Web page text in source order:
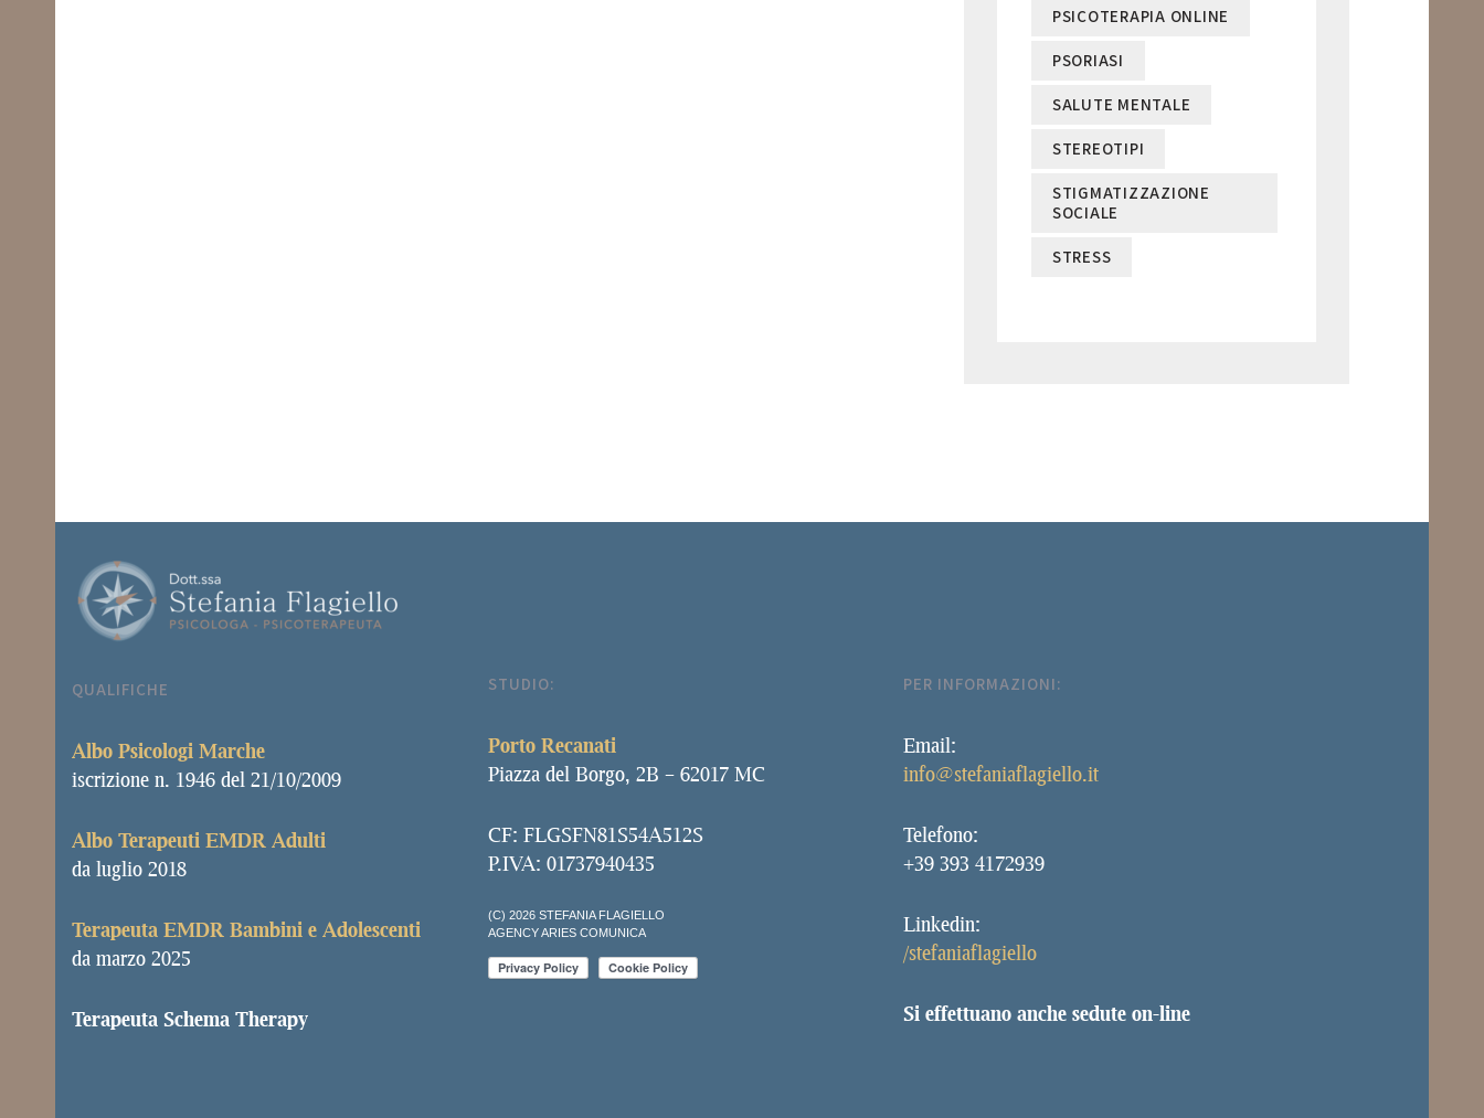
PSICOTERAPIA ONLINE
PSORIASI
SALUTE MENTALE
STEREOTIPI
STIGMATIZZAZIONE
SOCIALE
STRESS
QUALIFICHE
Albo Psicologi Marche
iscrizione n. 1946 del 21/10/2009
Albo Terapeuti EMDR Adulti
da luglio 2018
Terapeuta EMDR Bambini e Adolescenti
da marzo 2025
Terapeuta Schema Therapy
STUDIO:
Porto Recanati
Piazza del Borgo, 2B – 62017 MC
CF: FLGSFN81S54A512S
P.IVA: 01737940435
(C) 2026 STEFANIA FLAGIELLO
AGENCY ARIES COMUNICA
PER INFORMAZIONI:
Email:
info@stefaniaflagiello.it
Telefono:
+39 393 4172939
Linkedin:
/stefaniaflagiello
Si effettuano anche sedute on-line